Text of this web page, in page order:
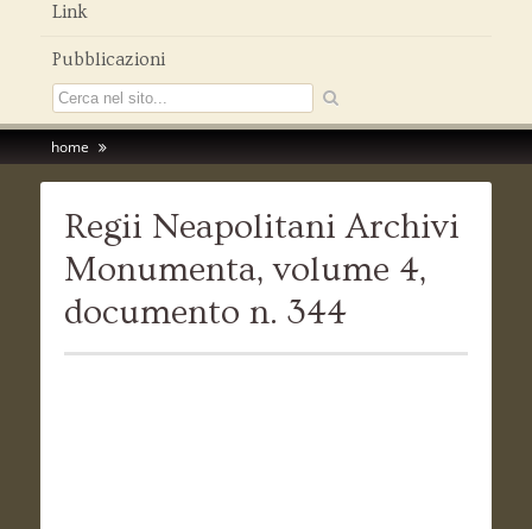
Link
Pubblicazioni
home
Regii Neapolitani Archivi
Monumenta, volume 4,
documento n. 344